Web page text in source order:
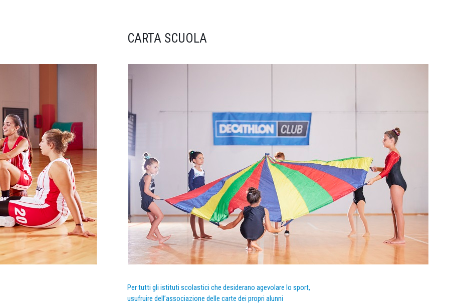
CARTA SCUOLA
Per tutti gli istituti scolastici che desiderano agevolare lo sport,
usufruire dell’associazione delle carte dei propri alunni